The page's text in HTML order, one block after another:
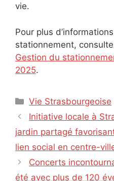
vie.
Pour plus
stationnement,
Gestion du
2025.
Catégories
Vie Strasbourgeoise
Initiative locale à
jardin partagé
lien social en centre-
Concerts
été avec plus de 120